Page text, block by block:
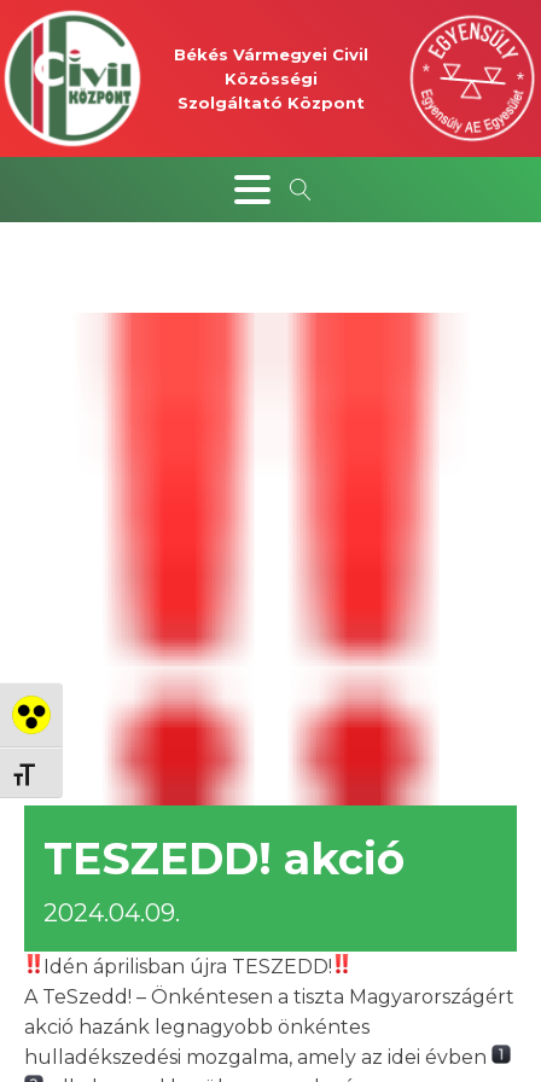
Nagy kontraszt váltása
Betűméret váltása
Békés Vármegyei Civil
Közösségi
Szolgáltató Központ
TESZEDD! akció
2024.04.09.
Idén áprilisban újra TESZEDD!
A TeSzedd! – Önkéntesen a tiszta Magyarországért
akció hazánk legnagyobb önkéntes
hulladékszedési mozgalma, amely az idei évben